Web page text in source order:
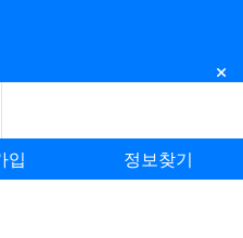
닫
입 정보찾기